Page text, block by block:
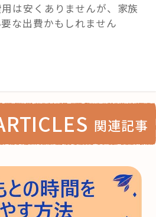
は安くありませんが、家族
な出費かもしれません
関連記事